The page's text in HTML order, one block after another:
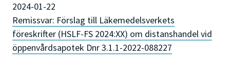
2024-01-22
Remissvar: Förslag till Läkemedelsverkets
föreskrifter (HSLF-FS 2024:XX) om distanshandel vid
öppenvårdsapotek Dnr 3.1.1-2022-088227